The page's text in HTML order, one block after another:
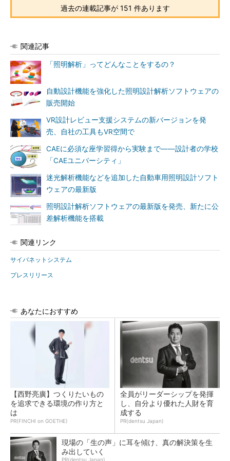
過去の連載記事が 151 件あります
関連記事
「照明解析」ってどんなことをするの？
自動設計機能を強化した照明設計解析ソフトウェアの
販売開始
VR設計レビュー支援システムの新バージョンを発
売、自社の工具もVR空間で
CAEに必須な座学習得から実験まで――設計者の学校
「CAEユニバーシティ」
迷光解析機能などを追加した自動車用照明設計ソフト
ウェアの最新版
照明設計解析ソフトウェアの最新版を発売、新たに公
差解析機能を搭載
関連リンク
サイバネットシステム
プレスリリース
あなたにおすすめ
【西野亮廣】つくりたいもの
を追求できる環境の作り方と
は
PR(FINCHI on GOETHE)
全員がリーダーシップを発揮
し、自分より優れた人財を育
成する
PR(dentsu Japan)
現場の「生の声」に耳を傾け、真の解決策を生
み出していく
PR(dentsu Japan)